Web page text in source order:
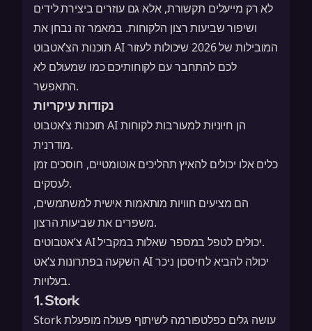
לא רק מייעלים תקשורת, אלא גם עוזרים ביצירת לידים
ושיפור שביעות רצון הלקוחות. במאמר זה נבחן את
תוכנות הצ’אטבוט AI המובילות של 2026 שיכולות לעזור
לכם להתחבר עם לקוחותיכם כמו שמעולם לא
התאפשר.
נקודות עיקריות
תוכנות צ’אטבוט AI הן חיוניות למעורבות לקוחות
מודרנית.
כלים אלו יכולים להאיץ תהליכים אוטומטיים, חוסכים זמן
לעסקים.
הם מציעים חוויות מותאמות אישית למשתמשים,
משפרים את שביעות הרצון.
צ’אטבוטים AI יכולים לטפל במספר שאלות במקביל.
השקעה בפתרונות צ’אט AI יכולה להביא לחיסכון ניכר
בעלויות.
1. Stork
Stork עושה גלים כפלטפורמה לשיתוף פעולה מופעלת